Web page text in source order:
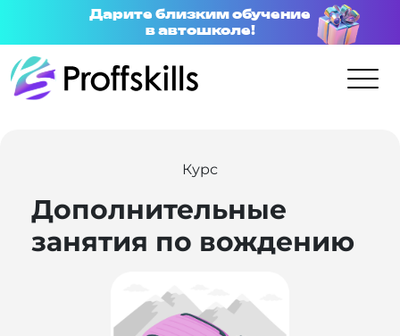
Дарите близким обучение
в автошколе!
Курс
Дополнительные
занятия по вождению